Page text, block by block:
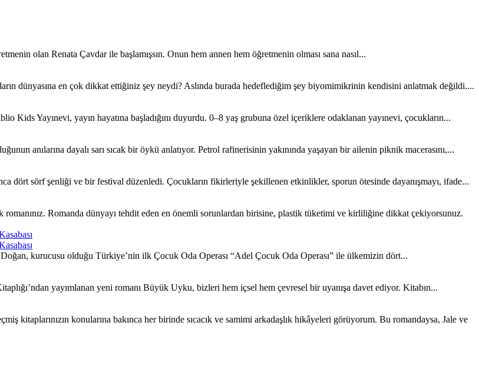
olan Renata Çavdar ile başlamışsın. Onun hem annen hem öğretmenin olması sana nasıl...
dünyasına en çok dikkat ettiğiniz şey neydi? Aslında burada hedeflediğim şey biyomimikrinin kendisini anlatmak değildi....
Kids Yayınevi, yayın hayatına başladığını duyurdu. 0–8 yaş grubuna özel içeriklere odaklanan yayınevi, çocukların...
anılarına dayalı sarı sıcak bir öykü anlatıyor. Petrol rafinerisinin yakınında yaşayan bir ailenin piknik macerasını,...
dört sörf şenliği ve bir festival düzenledi. Çocukların fikirleriyle şekillenen etkinlikler, sporun ötesinde dayanışmayı, ifade...
romanınız. Romanda dünyayı tehdit eden en önemli sorunlardan birisine, plastik tüketimi ve kirliliğine dikkat çekiyorsunuz.
kurucusu olduğu Türkiye’nin ilk Çocuk Oda Operası “Adel Çocuk Oda Operası” ile ülkemizin dört...
yayımlanan yeni romanı Büyük Uyku, bizleri hem içsel hem çevresel bir uyanışa davet ediyor. Kitabın...
kitaplarınızın konularına bakınca her birinde sıcacık ve samimi arkadaşlık hikâyeleri görüyorum. Bu romandaysa, Jale ve